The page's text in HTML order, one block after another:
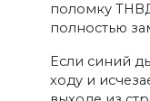
поломку
полностью
Если синий
ходу и